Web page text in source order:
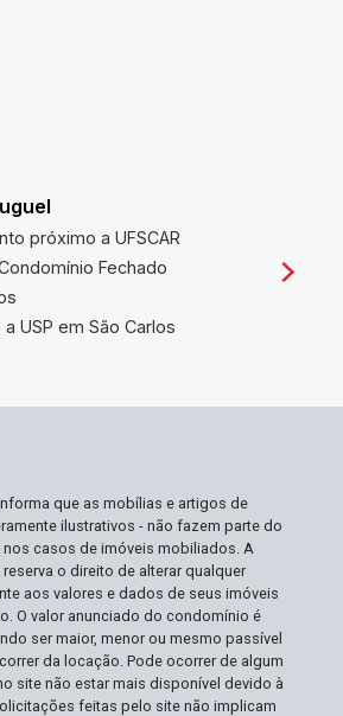
desejam morar próximo ao
universidades e
da cidade. Se você
ao alcance, além de um local
para voltar ao fim do dia, este
perfeitamente alinhado ao seu
e procuradas de São Carlos,
de encontrar o lugar
casa!
próximo a UFSCAR
Fechado
USP em São Carlos
que as mobílias e artigos de
ilustrativos - não fazem parte do
nos casos de imóveis mobiliados. A
o direito de alterar qualquer
aos valores e dados de seus imóveis
O valor anunciado do condomínio é
ser maior, menor ou mesmo passível
da locação. Pode ocorrer de algum
site não estar mais disponível devido à
feitas pelo site não implicam